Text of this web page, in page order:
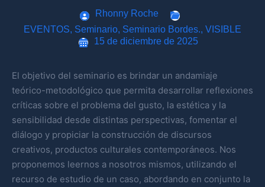
Rhonny Roche
EVENTOS, Seminario, Seminario Bordes., VISIBLE
15 de diciembre de 2025
El objetivo del seminario es brindar un andamiaje
teórico-metodológico que permita desarrollar reflexiones
críticas sobre el problema del gusto, la estética y la
sensibilidad desde distintas perspectivas, fomentar el
diálogo y propiciar la construcción de discursos
creativos, productos culturales contemporáneos. Nos
proponemos leernos a nosotros mismos, utilizando el
recurso de estudio de un caso, abordando en conjunto la